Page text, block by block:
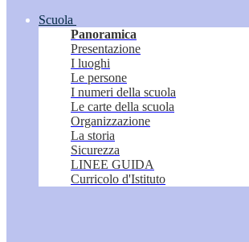
Scuola
Panoramica
Presentazione
I luoghi
Le persone
I numeri della scuola
Le carte della scuola
Organizzazione
La storia
Sicurezza
LINEE GUIDA
Curricolo d'Istituto